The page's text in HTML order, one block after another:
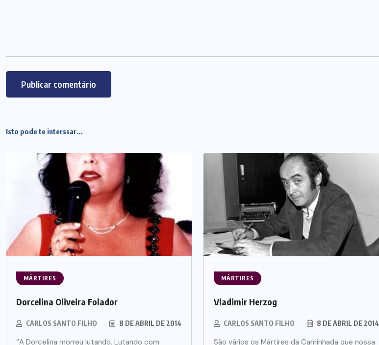
Isto pode te interssar...
MÁRTIRES
Dorcelina Oliveira Folador
CARLOS SANTO FILHO 8 DE ABRIL DE 2014
“A Dorcelina morreu lutando. Lutando com
MÁRTIRES
Vladimir Herzog
CARLOS SANTO FILHO 8 DE ABRIL DE 2014
São vários os Mártires da Caminhada que nossa